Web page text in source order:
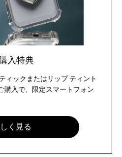
入特典
ィックまたはリップ ティント
購入で、限定スマートフォン
く見る